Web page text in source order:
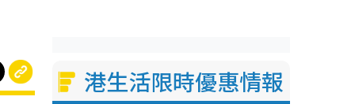
港生活限時優惠情報